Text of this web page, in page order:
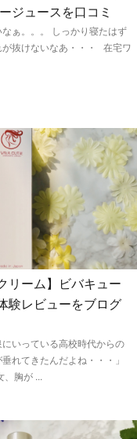
ジュースを口コミ
ぁ。。。 しっかり寝たはず
が抜けないなあ・・・ 在宅ワ
リーム】ビバキュー
験レビューをブログ
いっている高校時代からの
れてきたんだよね・・・」
、胸が ...